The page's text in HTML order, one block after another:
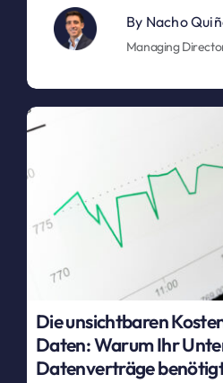
By Nacho
Managing
Die unsichtbaren
Daten: Warum Ihr
Datenverträge